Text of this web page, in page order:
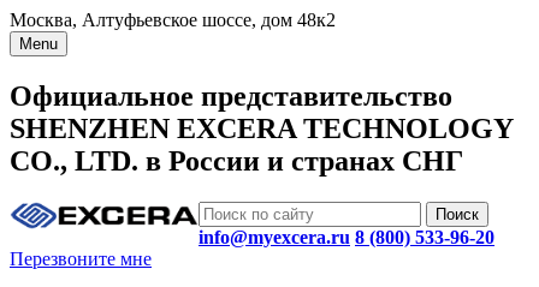
Москва, Алтуфьевское шоссе, дом 48к2
Menu
Официальное представительство
SHENZHEN EXCERA TECHNOLOGY
CO., LTD. в России и странах СНГ
info@myexcera.ru 8 (800) 533-96-20
Перезвоните мне